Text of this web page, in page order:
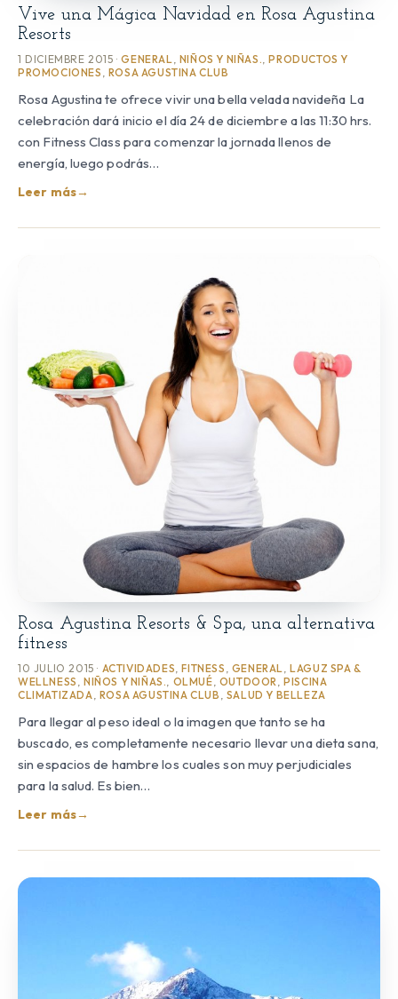
Vive una Mágica Navidad en Rosa Agustina
Resorts
1 DICIEMBRE 2015 ·GENERAL NIÑOS Y NIÑAS. ,PRODUCTOS Y
PROMOCIONES ROSA AGUSTINA CLUB
Rosa Agustina te ofrece vivir una bella velada navideña La
celebración dará inicio el día 24 de diciembre a las 11:30 hrs.
con Fitness Class para comenzar la jornada llenos de
energía, luego podrás…
Leer más→
Rosa Agustina Resorts & Spa, una alternativa
fitness
10 JULIO 2015 · ACTIVIDADES ,FITNESS GENERAL ,LAGUZ SPA &
WELLNESS ,NIÑOS Y NIÑAS. OLMUÉ OUTDOOR ,PISCINA
CLIMATIZADA ROSA AGUSTINA CLUB SALUD Y BELLEZA
Para llegar al peso ideal o la imagen que tanto se ha
buscado, es completamente necesario llevar una dieta sana,
sin espacios de hambre los cuales son muy perjudiciales
para la salud. Es bien…
Leer más→